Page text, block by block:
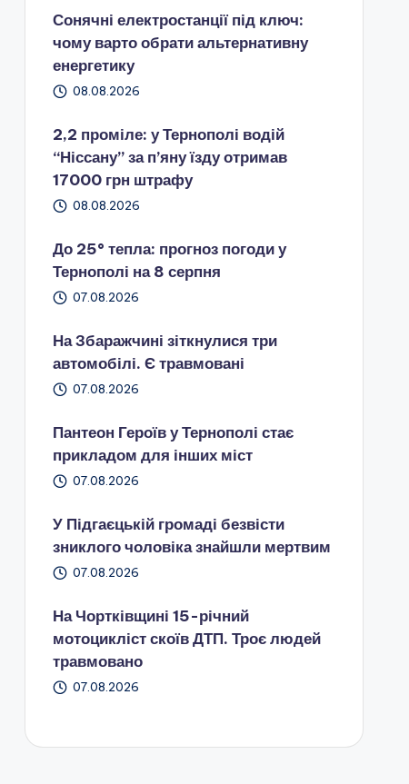
Сонячні електростанції під ключ:
чому варто обрати альтернативну
енергетику
08.08.2026
2,2 проміле: у Тернополі водій
“Ніссану” за п’яну їзду отримав
17000 грн штрафу
08.08.2026
До 25° тепла: прогноз погоди у
Тернополі на 8 серпня
07.08.2026
На Збаражчині зіткнулися три
автомобілі. Є травмовані
07.08.2026
Пантеон Героїв у Тернополі стає
прикладом для інших міст
07.08.2026
У Підгаєцькій громаді безвісти
зниклого чоловіка знайшли мертвим
07.08.2026
На Чортківщині 15-річний
мотоцикліст скоїв ДТП. Троє людей
травмовано
07.08.2026